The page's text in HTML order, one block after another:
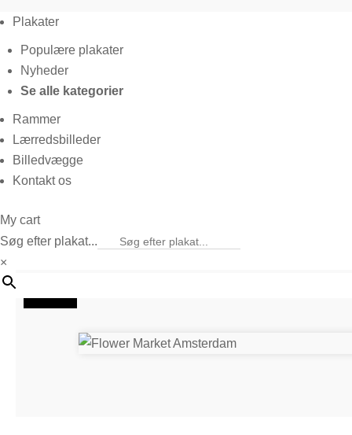
Plakater
Populære plakater
Nyheder
Se alle kategorier
Rammer
Lærredsbilleder
Billedvægge
Kontakt os
My cart
Søg efter plakat...
×